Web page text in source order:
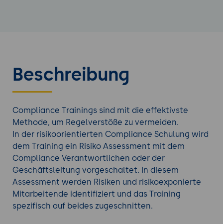
Beschreibung
Compliance Trainings sind mit die effektivste
Methode, um Regelverstöße zu vermeiden.
In der risikoorientierten Compliance Schulung wird
dem Training ein Risiko Assessment mit dem
Compliance Verantwortlichen oder der
Geschäftsleitung vorgeschaltet. In diesem
Assessment werden Risiken und risikoexponierte
Mitarbeitende identifiziert und das Training
spezifisch auf beides zugeschnitten.